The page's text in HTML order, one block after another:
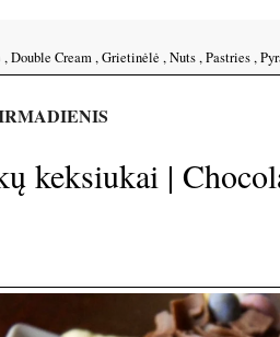
,Double Cream,Grietinėlė ,Nuts,Pastries,
keksiukai |